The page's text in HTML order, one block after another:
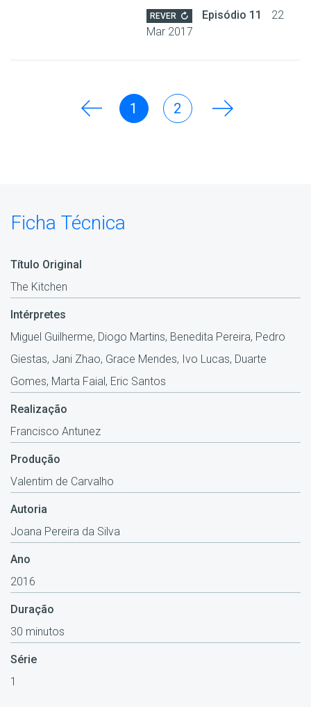
REVER Episódio 11
22
Mar 2017
1 2
Ficha Técnica
Título Original
The Kitchen
Intérpretes
Miguel Guilherme, Diogo Martins, Benedita Pereira, Pedro
Giestas, Jani Zhao, Grace Mendes, Ivo Lucas, Duarte
Gomes, Marta Faial, Eric Santos
Realização
Francisco Antunez
Produção
Valentim de Carvalho
Autoria
Joana Pereira da Silva
Ano
2016
Duração
30 minutos
Série
1